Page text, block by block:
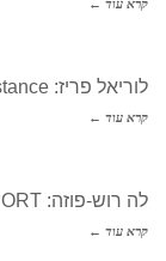
קרא עוד ←
לוריאל פריז: Infallible Laque Resistance
קרא עוד ←
לה רוש-פוזה: ANTHELIOS UVSPORT
קרא עוד ←